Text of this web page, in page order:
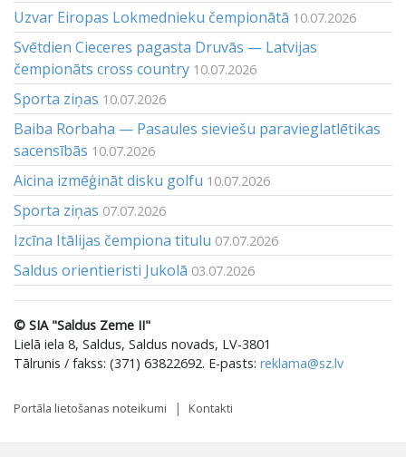
Uzvar Eiropas Lokmednieku čempionātā 10.07.2026
Svētdien Cieceres pagasta Druvās — Latvijas
čempionāts cross country 10.07.2026
Sporta ziņas 10.07.2026
Baiba Rorbaha — Pasaules sieviešu paravieglatlētikas
sacensībās 10.07.2026
Aicina izmēģināt disku golfu 10.07.2026
Sporta ziņas 07.07.2026
Izcīna Itālijas čempiona titulu 07.07.2026
Saldus orientieristi Jukolā 03.07.2026
© SIA "Saldus Zeme II"
Lielā iela 8, Saldus, Saldus novads, LV-3801
Tālrunis / fakss: (371) 63822692. E-pasts: reklama@sz.lv
Portāla lietošanas noteikumi Kontakti